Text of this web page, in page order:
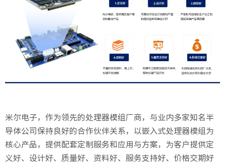
米尔电子，作为领先的处理器模组厂商，与业内多家知名半
导体公司保持良好的合作伙伴关系，以嵌入式处理器模组为
核心产品，提供配套定制服务和应用与方案，为客户提供定
义好、设计好、质量好、资料好、服务支持好、价格交期好